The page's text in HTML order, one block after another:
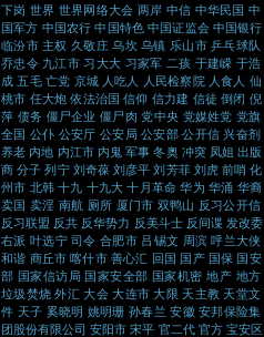
下岗 世界 世界网络大会 两岸 中信 中华民国 中
国军方 中国农行 中国特色 中国证监会 中国银行
临汾市 主权 久敬庄 乌坎 乌镇 乐山市 乒乓球队
乔忠令 九江市 习大大 习家军 二孩 于建嵘 于浩
成 五毛 亡党 京城 人吃人 人民检察院 人食人 仙
桃市 任大炮 依法治国 信仰 信力建 信徒 倒闭 倪
萍 债务 僵尸企业 僵尸肉 党中央 党媒姓党 党旗
全国 公仆 公安厅 公安局 公安部 公开信 兴奋剂
养老 内地 内江市 内鬼 军事 冬奥 冲突 凤姐 出版
商 分子 列宁 刘奇葆 刘彦平 刘芳菲 刘虎 前哨 化
州市 北韩 十九 十九大 十月革命 华为 华涌 华裔
卖国 卖淫 南航 厕所 厦门市 双鸭山 反习公开信
反习联盟 反共 反华势力 反美斗士 反间谍 发改委
右派 叶选宁 司令 合肥市 吕锡文 周滨 呼兰大侠
和谐 商丘市 喀什市 善心汇 回国 国产 国保 国安
部 国家信访局 国家安全部 国家机密 地产 地方
垃圾焚烧 外汇 大会 大连市 大限 天主教 天堂文
件 天子 奚晓明 姚明珊 孙春兰 安徽 安邦保险集
团股份有限公司 安阳市 宋平 官二代 官方 宝安区